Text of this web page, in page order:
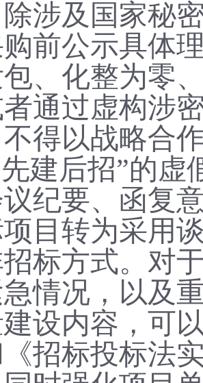
涉及国家秘
前公示具体
、化整为零
通过虚构涉
得以战略合
建后招”的
纪要、函复
目转为采用
标方式。对
情况，以及
设内容，可
招标投标法